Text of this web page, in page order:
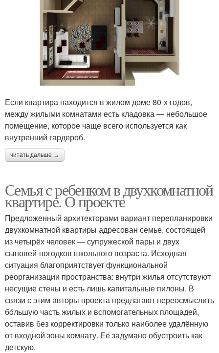
Если квартира находится в жилом доме 80-х годов,
между жилыми комнатами есть кладовка — небольшое
помещение, которое чаще всего используется как
внутренний гардероб.
читать дальше →
Семья с ребенком в двухкомнатной
квартире. О проекте
Предложенный архитекторами вариант перепланировки
двухкомнатной квартиры адресован семье, состоящей
из четырёх человек — супружеской пары и двух
сыновей-погодков школьного возраста. Исходная
ситуация благоприятствует функциональной
реорганизации пространства: внутри жилья отсутствуют
несущие стены и есть лишь капитальные пилоны. В
связи с этим авторы проекта предлагают переосмыслить
бόльшую часть жилых и вспомогательных площадей,
оставив без корректировки только наиболее удалённую
от входной зоны комнату. Её задумано обустроить как
детскую.